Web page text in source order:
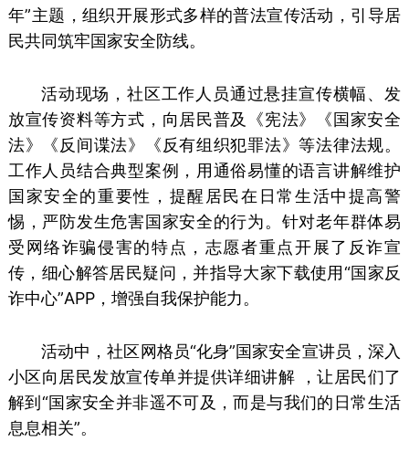
年”主题，组织开展形式多样的普法宣传活动，引导居
民共同筑牢国家安全防线。
活动现场，社区工作人员通过悬挂宣传横幅、发
放宣传资料等方式，向居民普及《宪法》《国家安全
法》《反间谍法》《反有组织犯罪法》等法律法规。
工作人员结合典型案例，用通俗易懂的语言讲解维护
国家安全的重要性，提醒居民在日常生活中提高警
惕，严防发生危害国家安全的行为。针对老年群体易
受网络诈骗侵害的特点，志愿者重点开展了反诈宣
传，细心解答居民疑问，并指导大家下载使用“国家反
诈中心”APP，增强自我保护能力。
活动中，社区网格员“化身”国家安全宣讲员，深入
小区向居民发放宣传单并提供详细讲解 ，让居民们了
解到“国家安全并非遥不可及，而是与我们的日常生活
息息相关”。